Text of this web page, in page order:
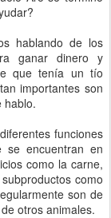
hablando de los
ganar dinero y
que tenía un tío
importantes son
hablo.
funciones
se encuentran en
como la carne,
como
son de
otros animales.